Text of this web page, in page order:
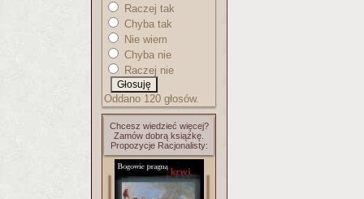
Raczej tak
Chyba tak
Nie wiem
Chyba nie
Raczej nie
Oddano 120 głosów.
Chcesz wiedzieć więcej?
Zamów dobrą książkę.
Propozycje Racjonalisty: